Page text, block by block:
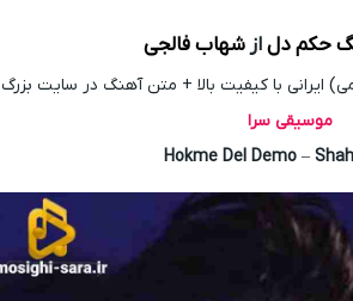
حکم دل ازشهاب فالجی
با کیفیت بالا + متن آهنگ در سایت بزرگ
موسیقی سرا
Hokme Del Demo –